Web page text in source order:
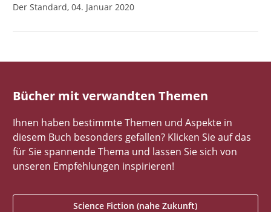
Der Standard, 04. Januar 2020
Bücher mit verwandten Themen
Ihnen haben bestimmte Themen und Aspekte in
diesem Buch besonders gefallen? Klicken Sie auf das
für Sie spannende Thema und lassen Sie sich von
unseren Empfehlungen inspirieren!
Science Fiction (nahe Zukunft)